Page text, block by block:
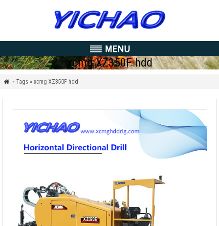
xcmg XZ350F hdd
 » Tags » xcmg XZ350F hdd